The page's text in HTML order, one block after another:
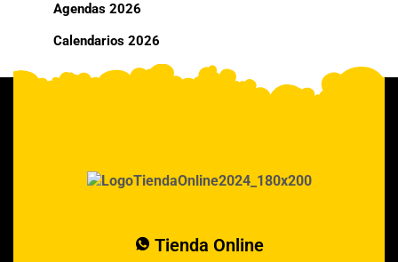
Agendas 2026
Calendarios 2026
Tienda Online